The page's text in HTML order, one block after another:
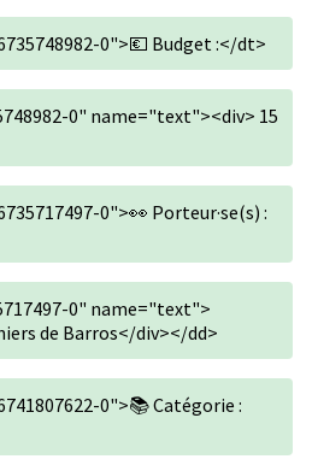
0">💶 Budget :</dt>
0" name="text"><div> 15
0">👀 Porteur·se(s) :
0" name="text">
de Barros</div></dd>
0">📚 Catégorie :